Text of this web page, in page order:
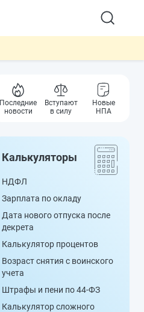
Последние
новости
Вступают
в силу
Новые
НПА
Калькуляторы
НДФЛ
Зарплата по окладу
Дата нового отпуска после
декрета
Калькулятор процентов
Возраст снятия с воинского
учета
Штрафы и пени по 44-ФЗ
Калькулятор сложного